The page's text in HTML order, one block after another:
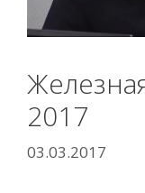
2017
03.03.2017